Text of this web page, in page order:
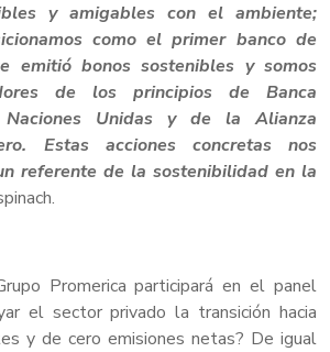
y amigables con el ambiente;
como el primer banco de
emitió bonos sostenibles y somos
de los principios de Banca
Naciones Unidas y de la Alianza
Estas acciones concretas nos
referente de la sostenibilidad en la
Promerica participará en el panel
el sector privado la transición hacia
y de cero emisiones netas? De igual